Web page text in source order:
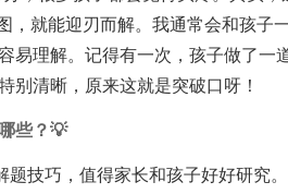
，就能迎刃而解。我通常会和孩子
易理解。记得有一次，孩子做了一
别清晰，原来这就是突破口呀！
些？💡
题技巧，值得家长和孩子好好研究